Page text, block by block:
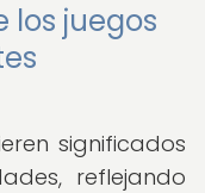
los juegos
significados
reflejando